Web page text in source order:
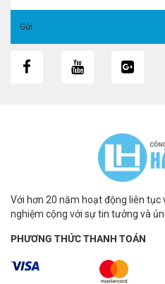
Với hơn 20 năm hoạt động liên tục
nghiệm cộng với sự tin tưởng và ủng
PHƯƠNG THỨC THANH TOÁN